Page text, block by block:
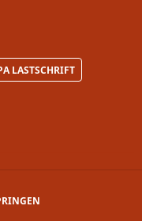
LASTSCHRIFT